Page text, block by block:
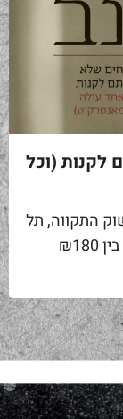
לקנות (וכל
התקווה, תל
אביב קילו אנטרקוט אצלנו בקצביה עולה בין ₪180